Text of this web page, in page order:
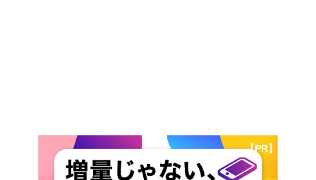
【PR】